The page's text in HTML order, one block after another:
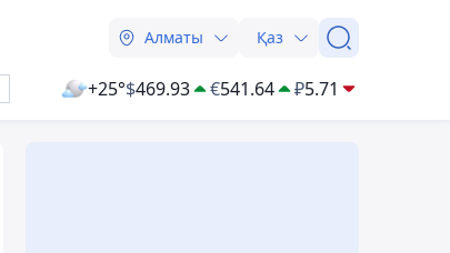
Алматы Қаз
+25°$469.93 €541.64 ₽5.71